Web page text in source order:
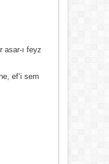
asar-ı feyz
ef‘i sem